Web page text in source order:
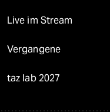
Live im Stream
Vergangene
taz lab 2027